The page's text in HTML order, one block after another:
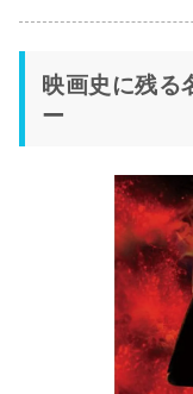
映画史に残る
ー